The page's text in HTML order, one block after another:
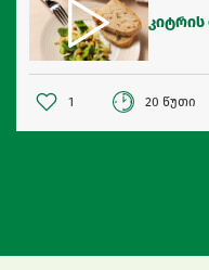
1 20 წუთი